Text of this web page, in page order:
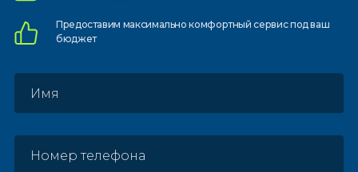
Предоставим максимально комфортныйсервис под ваш
бюджет